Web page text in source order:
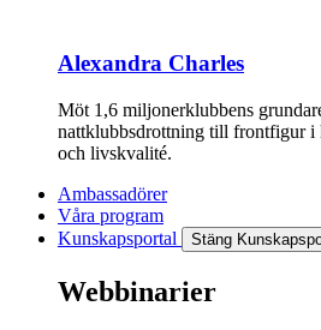
Alexandra Charles
Möt 1,6 miljonerklubbens
nattklubbsdrottning till frontfigur i
och livskvalité.
Ambassadörer
Våra program
Kunskapsportal
Stäng
Webbinarier